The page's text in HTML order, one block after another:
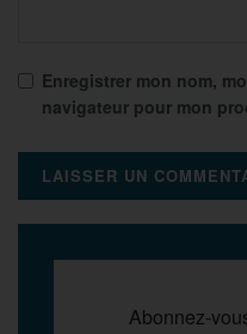
Enregistrer mon nom,
navigateur pour mon
Abonnez-